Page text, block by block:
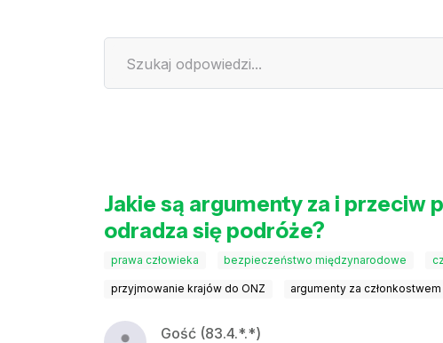
Jakie są argumenty za i przeciw
odradza się podróże?
prawa człowieka bezpieczeństwo międzynarodowe
przyjmowanie krajów do ONZ argumenty za członkostwem
Gość (83.4.*.*)